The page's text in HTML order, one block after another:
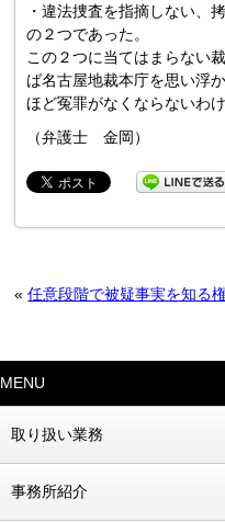
・違法捜査を指摘しない、
の２つであった。
この２つに当てはまらない
ば名古屋地裁本庁を思い浮
ほど冤罪がなくならないわ
（弁護士 金岡）
«任意段階で被疑事実を知る
MENU
取り扱い業務
事務所紹介